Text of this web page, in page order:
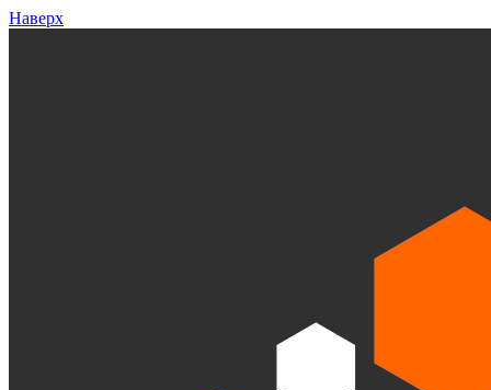
Наверх